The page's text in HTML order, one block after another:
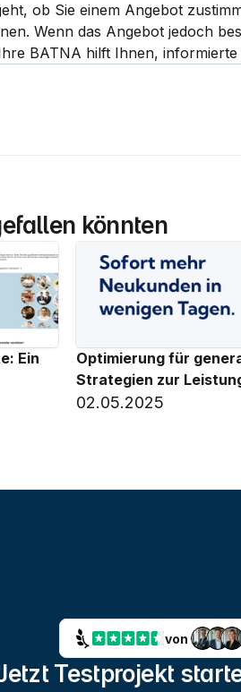
ob Sie einem Angebot
Wenn das Angebot jedoch
BATNA hilft Ihnen,
könnten
Ein
Optimierung für
Strategien zur
02.05.2025
von
Testprojekt